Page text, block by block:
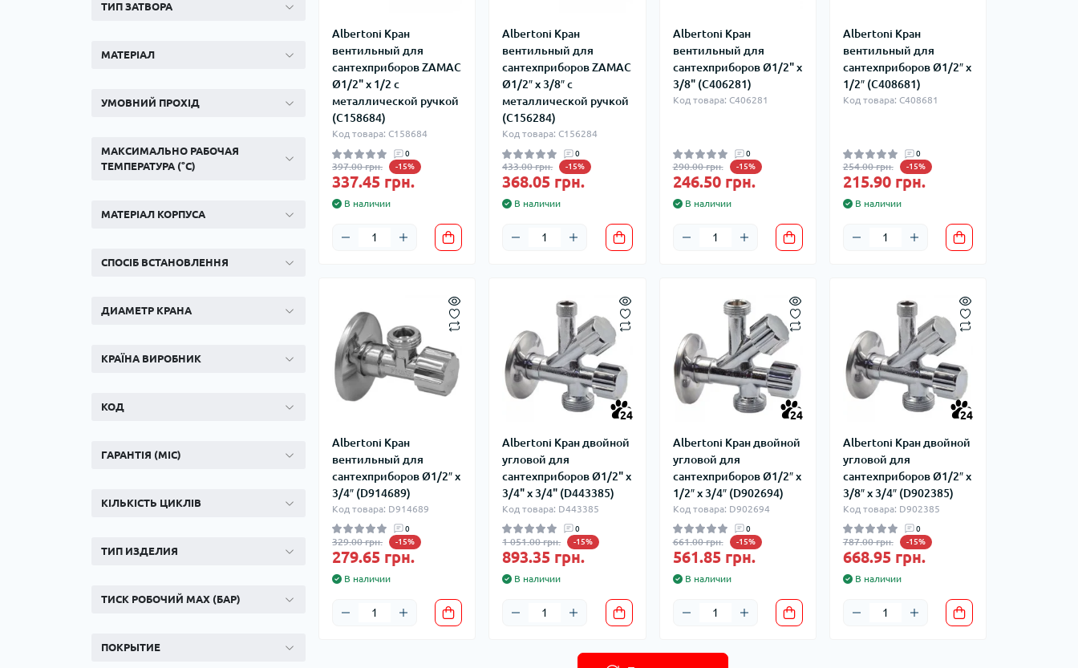
ТИП ЗАТВОРА
МАТЕРІАЛ
УМОВНИЙ ПРОХІД
МАКСИМАЛЬНО РАБОЧАЯ
ТЕМПЕРАТУРА (°C)
МАТЕРІАЛ КОРПУСА
СПОСІБ ВСТАНОВЛЕННЯ
ДИАМЕТР КРАНА
КРАЇНА ВИРОБНИК
КОД
ГАРАНТІЯ (МІС)
КІЛЬКІСТЬ ЦИКЛІВ
ТИП ИЗДЕЛИЯ
ТИСК РОБОЧИЙ MAX (БАР)
ПОКРЫТИЕ
Albertoni Кран
вентильный для
сантехприборов ZAMAC
Ø1/2" х 1/2 с
металлической ручкой
(C158684)
Код товара: C158684
0
397.00 грн. -15%
337.45 грн.
В наличии
Albertoni Кран
вентильный для
сантехприборов ZAMAC
Ø1/2″ х 3/8″ с
металлической ручкой
(C156284)
Код товара: C156284
0
433.00 грн. -15%
368.05 грн.
В наличии
Albertoni Кран
вентильный для
сантехприборов Ø1/2" х
3/8" (C406281)
Код товара: C406281
0
290.00 грн. -15%
246.50 грн.
В наличии
Albertoni Кран
вентильный для
сантехприборов Ø1/2″ х
1/2″ (C408681)
Код товара: C408681
0
254.00 грн. -15%
215.90 грн.
В наличии
Albertoni Кран
вентильный для
сантехприборов Ø1/2″ х
3/4″ (D914689)
Код товара: D914689
0
329.00 грн. -15%
279.65 грн.
В наличии
24
Albertoni Кран двойной
угловой для
сантехприборов Ø1/2" х
3/4" х 3/4" (D443385)
Код товара: D443385
0
1 051.00 грн. -15%
893.35 грн.
В наличии
24
Albertoni Кран двойной
угловой для
сантехприборов Ø1/2″ х
1/2″ х 3/4″ (D902694)
Код товара: D902694
0
661.00 грн. -15%
561.85 грн.
В наличии
24
Albertoni Кран двойной
угловой для
сантехприборов Ø1/2″ х
3/8″ х 3/4″ (D902385)
Код товара: D902385
0
787.00 грн. -15%
668.95 грн.
В наличии